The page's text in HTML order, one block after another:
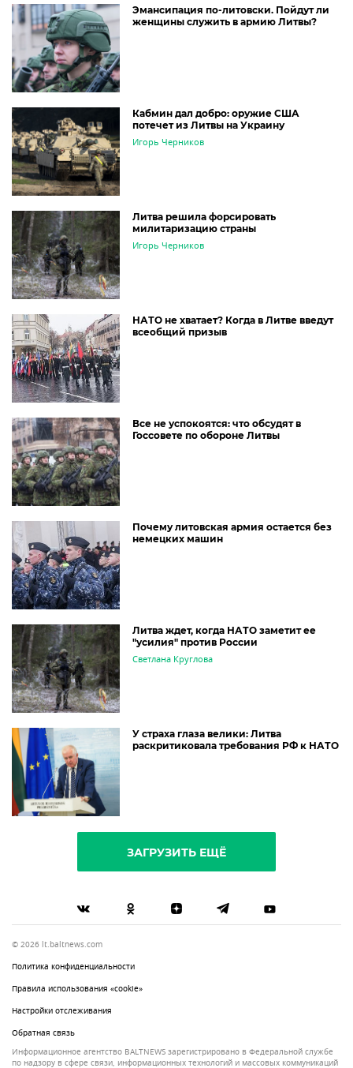
Эмансипация по-литовски. Пойдут ли
женщины служить в армию Литвы?
Кабмин дал добро: оружие США
потечет из Литвы на Украину
Игорь Черников
Литва решила форсировать
милитаризацию страны
Игорь Черников
НАТО не хватает? Когда в Литве введут
всеобщий призыв
Все не успокоятся: что обсудят в
Госсовете по обороне Литвы
Почему литовская армия остается без
немецких машин
Литва ждет, когда НАТО заметит ее
"усилия" против России
Светлана Круглова
У страха глаза велики: Литва
раскритиковала требования РФ к НАТО
ЗАГРУЗИТЬ ЕЩЁ
© 2026 lt.baltnews.com
Политика конфиденциальности
Правила использования «cookie»
Настройки отслеживания
Обратная связь
Информационное агентство BALTNEWS зарегистрировано в Федеральной службе
по надзору в сфере связи, информационных технологий и массовых коммуникаций